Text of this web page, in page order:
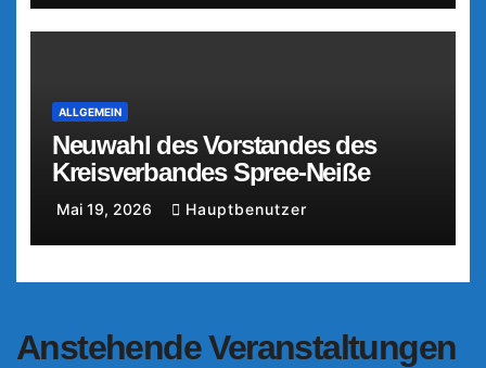
ALLGEMEIN
Neuwahl des Vorstandes des
Kreisverbandes Spree-Neiße
Mai 19, 2026 Hauptbenutzer
Anstehende Veranstaltungen